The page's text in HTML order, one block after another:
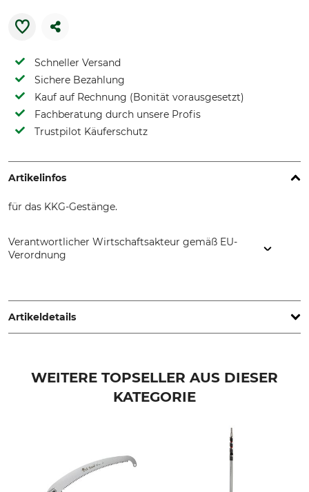
Schneller Versand
Sichere Bezahlung
Kauf auf Rechnung (Bonität vorausgesetzt)
Fachberatung durch unsere Profis
Trustpilot Käuferschutz
Artikelinfos
für das KKG-Gestänge.
Verantwortlicher Wirtschaftsakteur gemäß EU-
Verordnung
www.grube.de
Artikeldetails
WEITERE TOPSELLER AUS DIESER
KATEGORIE